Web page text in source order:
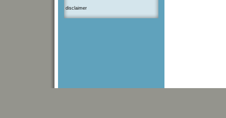
disclaimer